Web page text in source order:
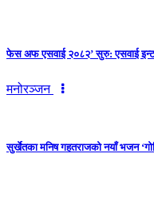
फेस अफ एसवाई २०८२’ सुरु: एसवाई
मनोरञ्जन
सुर्खेतका मनिष गहतराजको नयाँ भजन